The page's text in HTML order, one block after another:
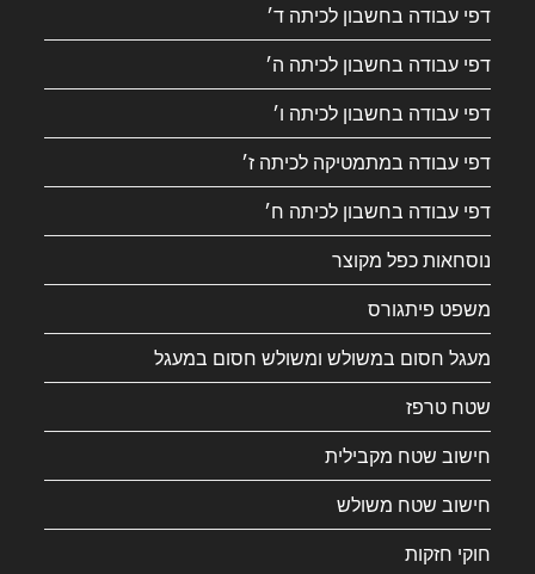
דפי עבודה בחשבון לכיתה ד׳
דפי עבודה בחשבון לכיתה ה׳
דפי עבודה בחשבון לכיתה ו׳
דפי עבודה במתמטיקה לכיתה ז׳
דפי עבודה בחשבון לכיתה ח׳
נוסחאות כפל מקוצר
משפט פיתגורס
מעגל חסום במשולש ומשולש חסום במעגל
שטח טרפז
חישוב שטח מקבילית
חישוב שטח משולש
חוקי חזקות